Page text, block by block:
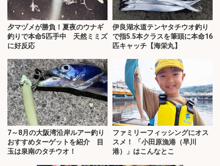
夕マヅメが勝負！夏夜のウナギ
釣りで本命5匹手中 天然ミミズ
に好反応
伊良湖水道テンヤタチウオ釣り
で指5.5本クラスを筆頭に本命16
匹キャッチ【海栄丸】
7～8月の大阪湾沿岸ルアー釣り
おすすめターゲットを紹介 目
玉は泉南のタチウオ！
ファミリーフィッシングにオス
スメ！ 「小田原漁港（早川
港）」はこんなとこ